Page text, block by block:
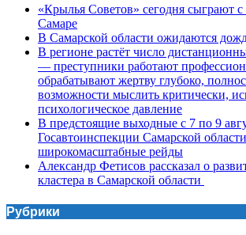
«Крылья Советов» сегодня сыграют с
Самаре
В Самарской области ожидаются
В регионе растёт число
— преступники работают
обрабатывают жертву глубоко,
возможности мыслить критически,
психологическое давление
В предстоящие выходные с 7 по 9
Госавтоинспекции Самарской
широкомасштабные рейды
Александр Фетисов рассказал о
кластера в Самарской области
Рубрики